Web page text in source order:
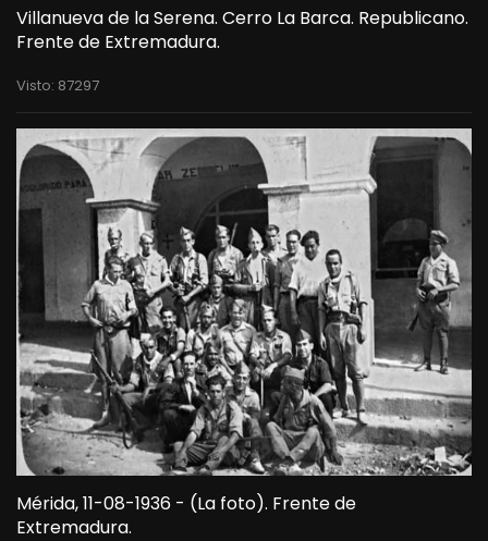
Villanueva de la Serena. Cerro La Barca. Republicano.
Frente de Extremadura.
Visto: 87297
Mérida, 11-08-1936 - (La foto). Frente de
Extremadura.